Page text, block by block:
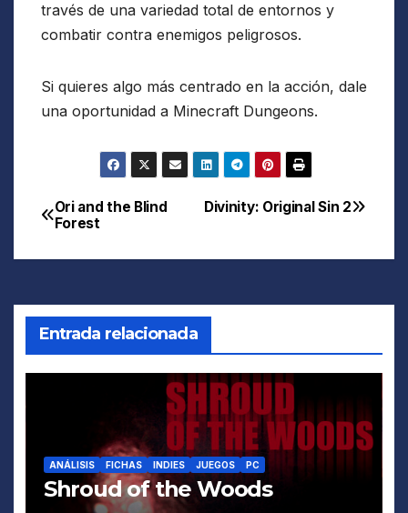
través de una variedad total de entornos y
combatir contra enemigos peligrosos.
Si quieres algo más centrado en la acción, dale
una oportunidad a Minecraft Dungeons.
Navegación
de
Divinity: Original Sin 2
Ori and the Blind
Forest
Entrada relacionada
ANÁLISIS FICHAS INDIES JUEGOS PC
Shroud of the Woods